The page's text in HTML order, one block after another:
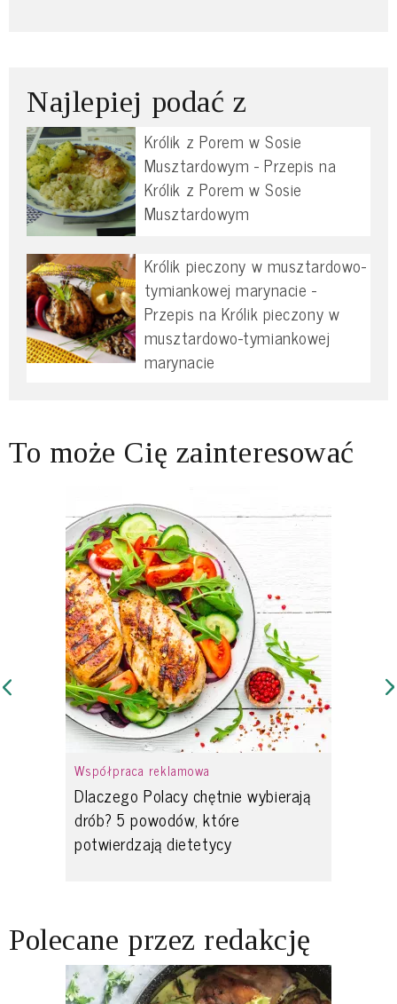
Najlepiej podać z
Królik z Porem w Sosie
Musztardowym - Przepis na
Królik z Porem w Sosie
Musztardowym
Królik pieczony w musztardowo-
tymiankowej marynacie -
Przepis na Królik pieczony w
musztardowo-tymiankowej
marynacie
To może Cię zainteresować
Współpraca reklamowa
Dlaczego Polacy chętnie wybierają
drób? 5 powodów, które
potwierdzają dietetycy
Polecane przez redakcję